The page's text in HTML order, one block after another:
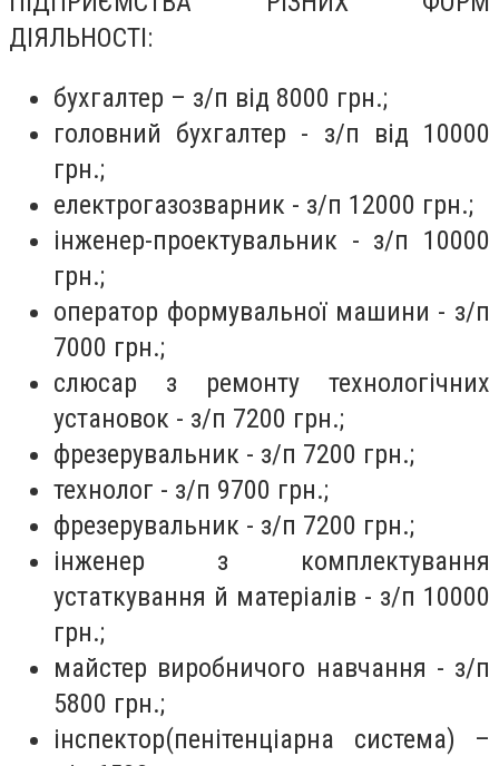
ДІЯЛЬНОСТІ:
бухгалтер – з/п від 8000 грн.;
головний бухгалтер - з/п від 10000
грн.;
електрогазозварник - з/п 12000 грн.;
інженер-проектувальник - з/п 10000
грн.;
оператор формувальної машини - з/п
7000 грн.;
слюсар з ремонту технологічних
установок - з/п 7200 грн.;
фрезерувальник - з/п 7200 грн.;
технолог - з/п 9700 грн.;
фрезерувальник - з/п 7200 грн.;
інженер з комплектування
устаткування й матеріалів - з/п 10000
грн.;
майстер виробничого навчання - з/п
5800 грн.;
інспектор(пенітенціарна система) –